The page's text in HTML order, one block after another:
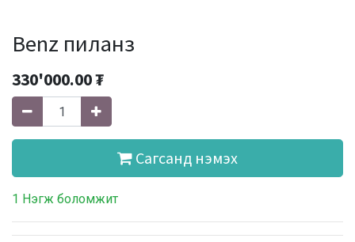
Benz пиланз
330'000.00₮
Сагсанд нэмэх
1 Нэгж боломжит